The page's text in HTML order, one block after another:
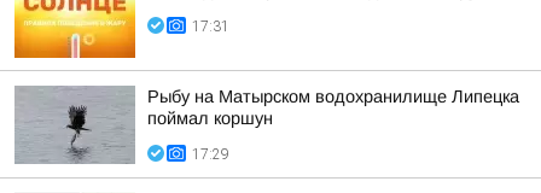
17:31
Рыбу на Матырском водохранилище Липецка
поймал коршун
17:29